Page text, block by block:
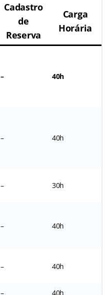
Cadastro
de
Reserva
Carga
Horária
– 40h
– 40h
– 30h
– 40h
– 40h
– 40h